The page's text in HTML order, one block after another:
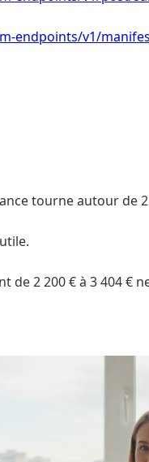
endpoints/v1/
tourne autour de
de 2 200 € à 3 404 €